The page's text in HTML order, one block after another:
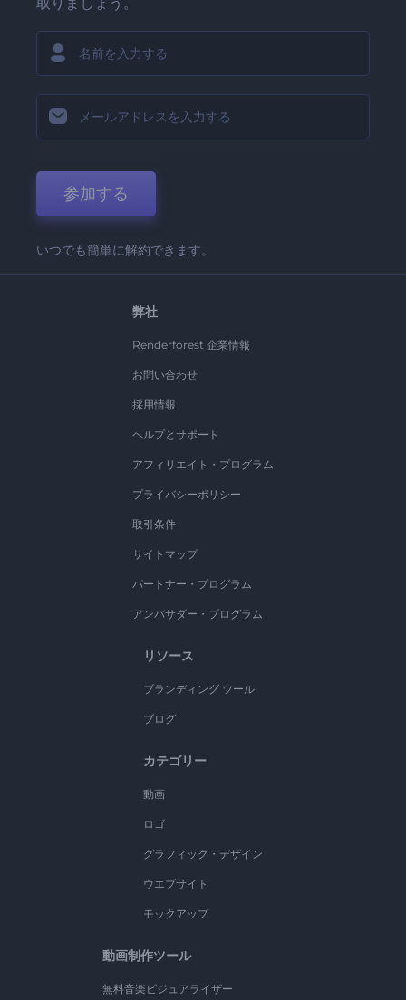
参加する
いつでも簡単に解約できます。
弊社
Renderforest 企業情報
お問い合わせ
採用情報
ヘルプとサポート
アフィリエイト・プログラム
プライバシーポリシー
取引条件
サイトマップ
パートナー・プログラム
アンバサダー・プログラム
リソース
ブランディング ツール
ブログ
カテゴリー
動画
ロゴ
グラフィック・デザイン
ウエブサイト
モックアップ
動画制作ツール
無料音楽ビジュアライザー